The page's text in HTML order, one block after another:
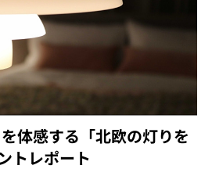
体感する「北欧の灯りを
トレポート